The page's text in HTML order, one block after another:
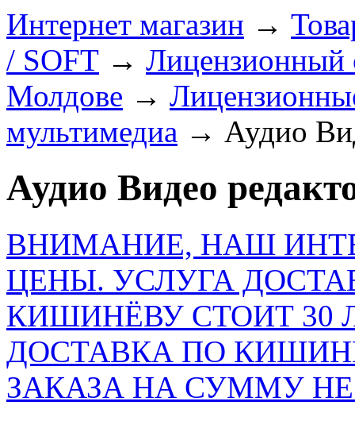
Интернет магазин →
/ SOFT → Лицензионный
Молдове →
мультимедиа → Аудио
Аудио Видео
ВНИМАНИЕ, НАШ
ЦЕНЫ. УСЛУГА
КИШИНЁВУ СТОИТ 30
ДОСТАВКА ПО
ЗАКАЗА НА СУММУ НЕ